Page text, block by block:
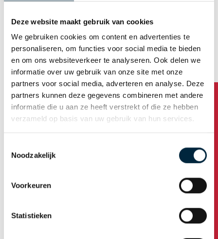
Deze website maakt gebruik van cookies
We gebruiken cookies om content en advertenties te
personaliseren, om functies voor social media te bieden
en om ons websiteverkeer te analyseren. Ook delen we
informatie over uw gebruik van onze site met onze
partners voor social media, adverteren en analyse. Deze
partners kunnen deze gegevens combineren met andere
informatie die u aan ze heeft verstrekt of die ze hebben
verzameld op basis van uw gebruik van hun services.
Noodzakelijk
Voorkeuren
Statistieken Heeft u vragen?
Missie en kernwaarden
Over P&D Group
Onze medewerkers
Productie
Duurzaamheid
Test lab (R&d)
Trainingen